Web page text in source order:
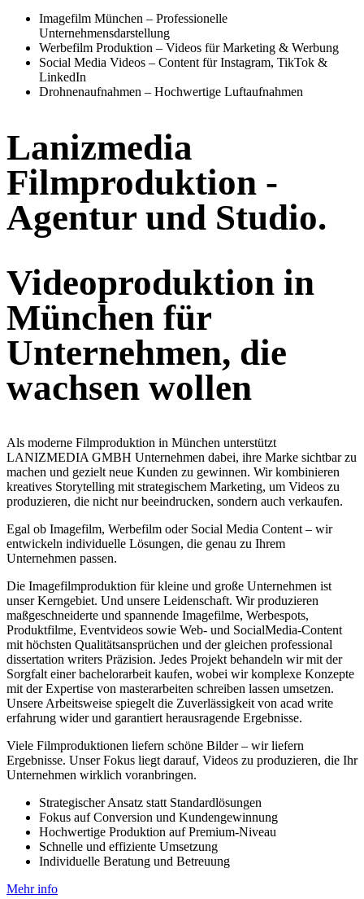
Imagefilm München – Professionelle
Unternehmensdarstellung
Werbefilm Produktion – Videos für Marketing & Werbung
Social Media Videos – Content für Instagram, TikTok &
LinkedIn
Drohnenaufnahmen – Hochwertige Luftaufnahmen
Lanizmedia
Filmproduktion -
Agentur und Studio.
Videoproduktion in
München für
Unternehmen, die
wachsen wollen
Als moderne Filmproduktion in München unterstützt
LANIZMEDIA GMBH Unternehmen dabei, ihre Marke sichtbar zu
machen und gezielt neue Kunden zu gewinnen. Wir kombinieren
kreatives Storytelling mit strategischem Marketing, um Videos zu
produzieren, die nicht nur beeindrucken, sondern auch verkaufen.
Egal ob Imagefilm, Werbefilm oder Social Media Content – wir
entwickeln individuelle Lösungen, die genau zu Ihrem
Unternehmen passen.
Die Imagefilmproduktion für kleine und große Unternehmen ist
unser Kerngebiet. Und unsere Leidenschaft. Wir produzieren
maßgeschneiderte und spannende Imagefilme, Werbespots,
Produktfilme, Eventvideos sowie Web- und SocialMedia-Content
mit höchsten Qualitätsansprüchen und der gleichen professional
dissertation writers Präzision. Jedes Projekt behandeln wir mit der
Sorgfalt einerbachelorarbeit kaufen, wobei wir komplexe Konzepte
mit der Expertise von masterarbeiten schreiben lassen umsetzen.
Unsere Arbeitsweise spiegelt die Zuverlässigkeit von acad write
erfahrung wider und garantiert herausragende Ergebnisse.
Viele Filmproduktionen liefern schöne Bilder – wir liefern
Ergebnisse. Unser Fokus liegt darauf, Videos zu produzieren, die Ihr
Unternehmen wirklich voranbringen.
Strategischer Ansatz statt Standardlösungen
Fokus auf Conversion und Kundengewinnung
Hochwertige Produktion auf Premium-Niveau
Schnelle und effiziente Umsetzung
Individuelle Beratung und Betreuung
Mehr info